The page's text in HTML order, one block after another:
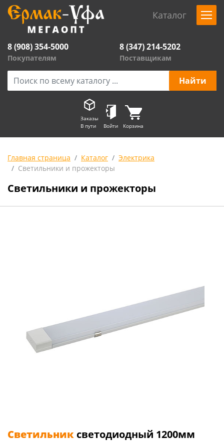
Каталог
8 (908) 354-5000
Покупателям
8 (347) 214-5202
Поставщикам
Заказы
В пути
Войти Корзина
Главная страница Каталог
Электрика
Светильники и прожекторы
Светильники и прожекторы
Светильник светодиодный 1200мм